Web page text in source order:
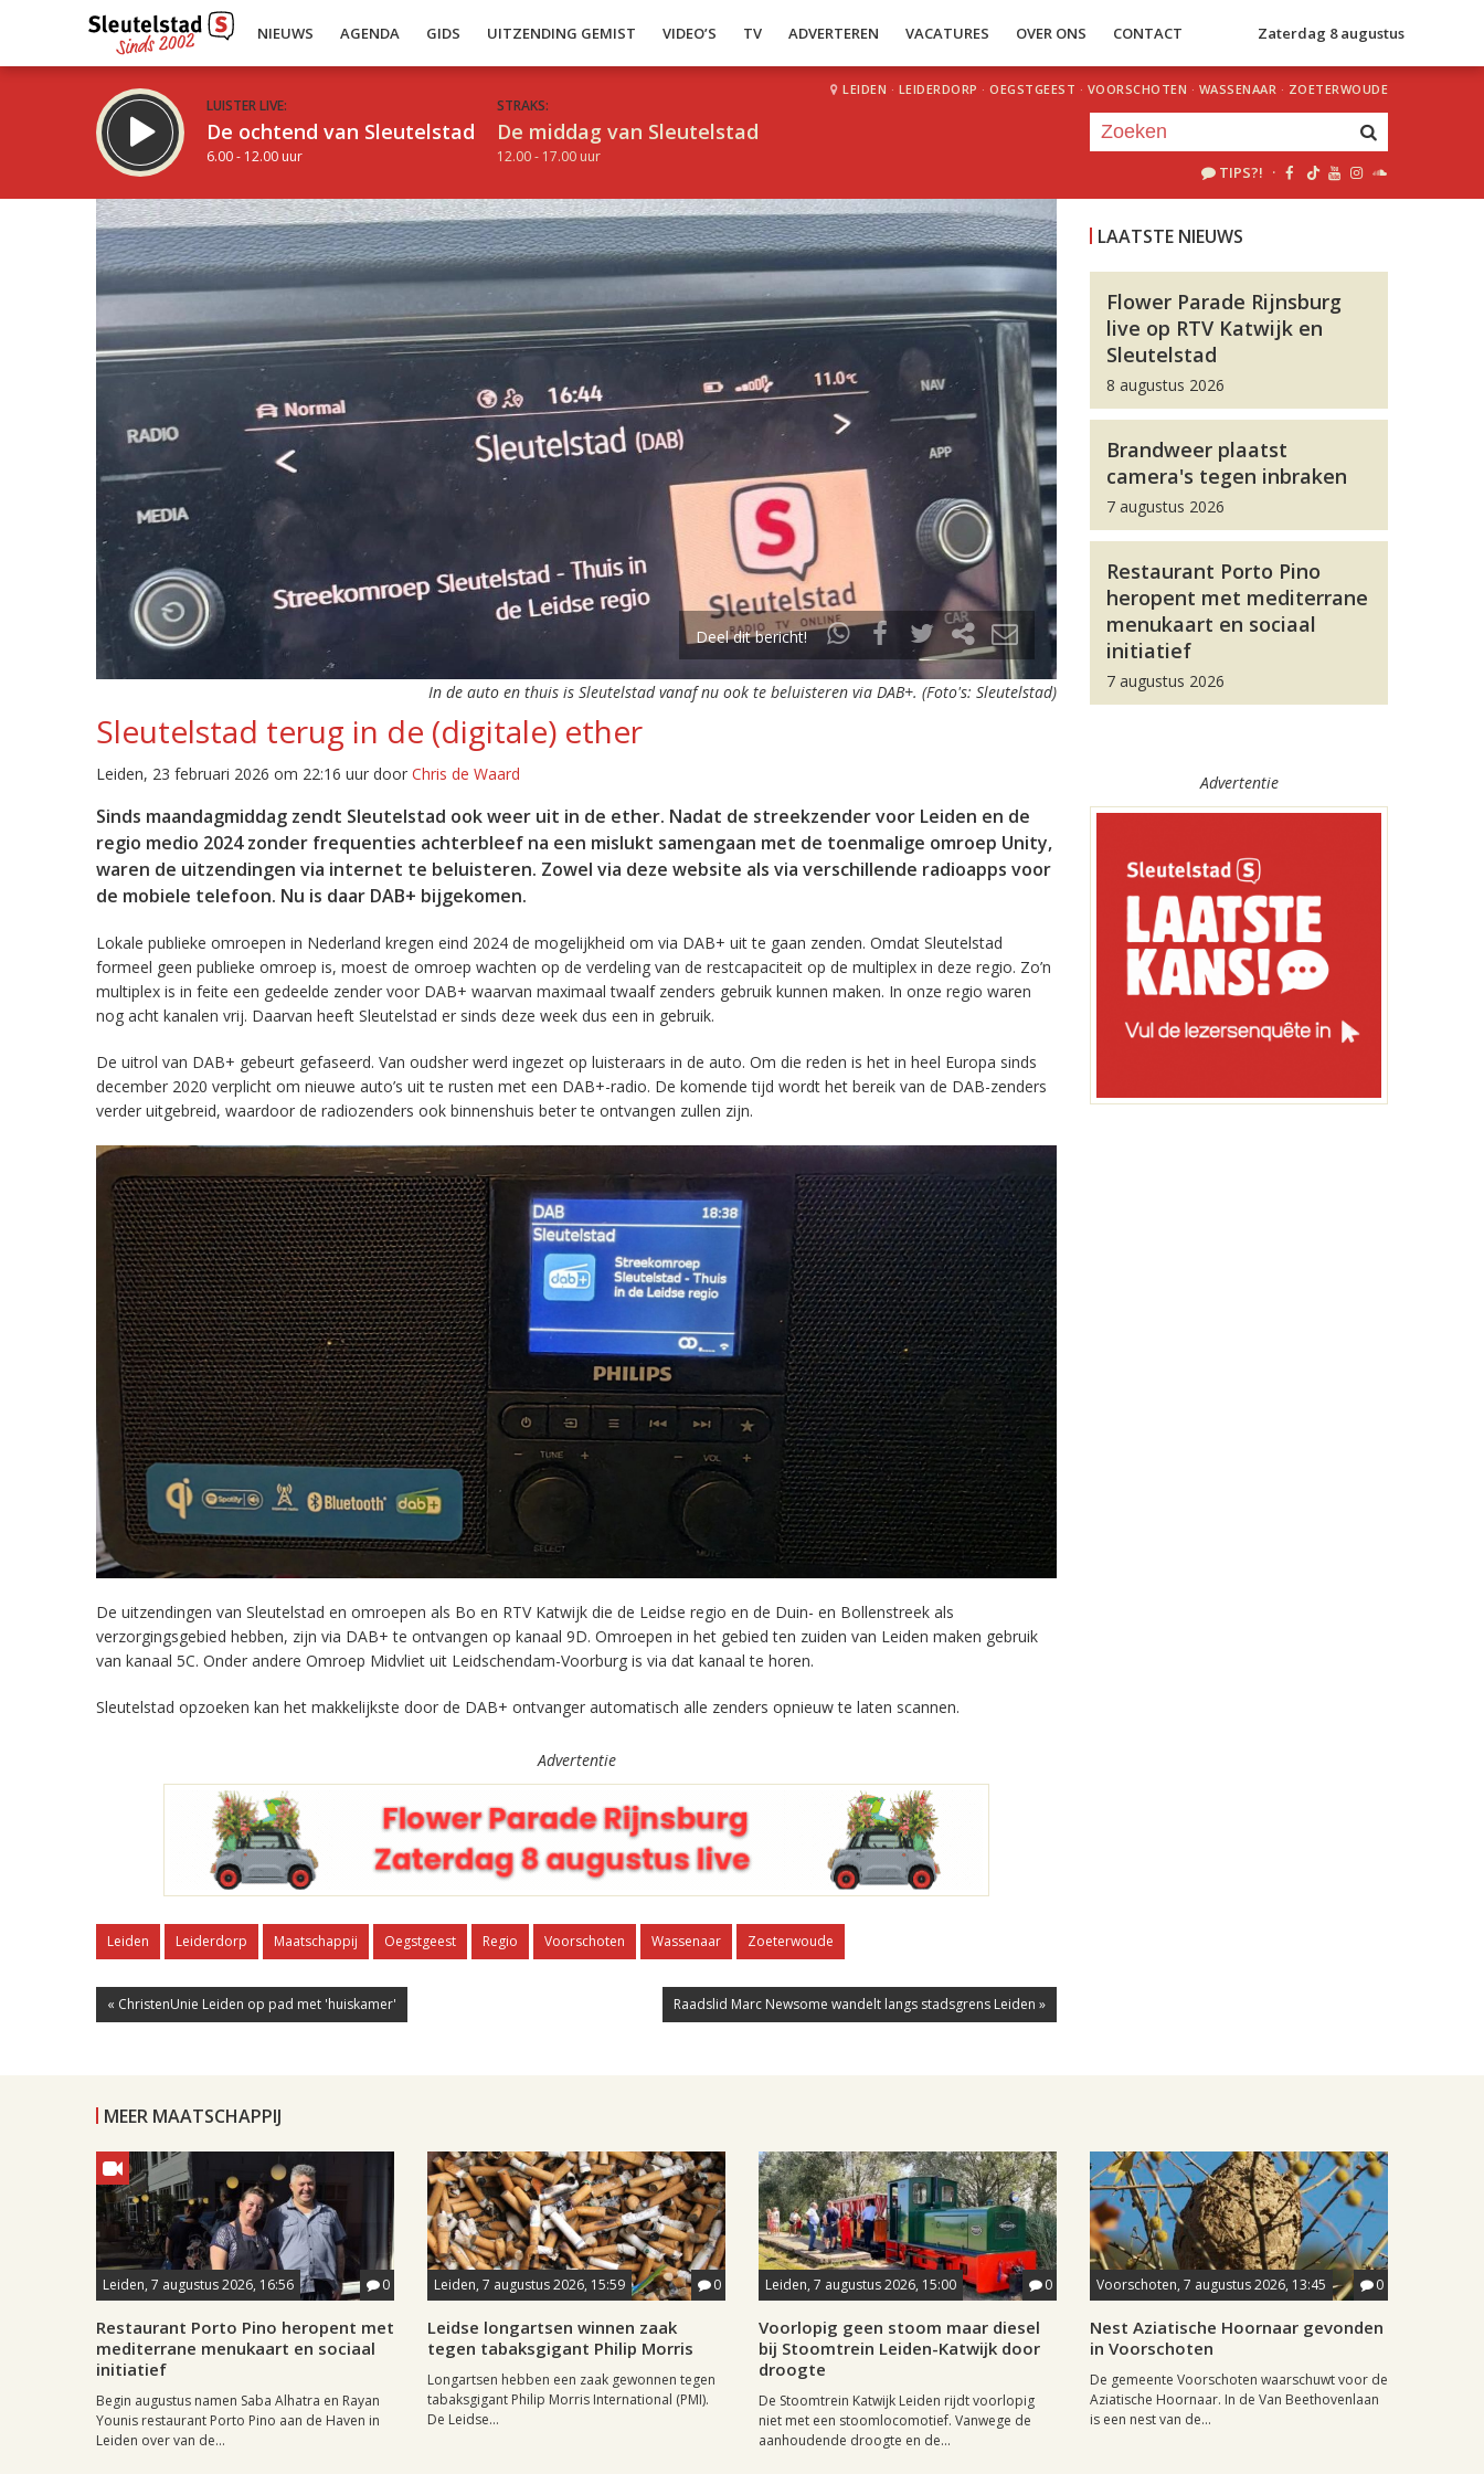
NIEUWS AGENDA GIDS UITZENDING GEMIST VIDEO’S TV ADVERTEREN VACATURES OVER ONS CONTACT Zaterdag 8 augustus
LUISTER LIVE:
De ochtend van Sleutelstad
6.00 - 12.00 uur
STRAKS:
De middag van Sleutelstad
12.00 - 17.00 uur
LEIDEN · LEIDERDORP · OEGSTGEEST · VOORSCHOTEN · WASSENAAR · ZOETERWOUDE
TIPS?! ·
Deel dit bericht!
In de auto en thuis is Sleutelstad vanaf nu ook te beluisteren via DAB+. (Foto's: Sleutelstad)
Sleutelstad terug in de (digitale) ether
Leiden, 23 februari 2026 om 22:16 uur door Chris de Waard
Sinds maandagmiddag zendt Sleutelstad ook weer uit in de ether. Nadat de streekzender voor Leiden en de
regio medio 2024 zonder frequenties achterbleef na een mislukt samengaan met de toenmalige omroep Unity,
waren de uitzendingen via internet te beluisteren. Zowel via deze website als via verschillende radioapps voor
de mobiele telefoon. Nu is daar DAB+ bijgekomen.
Lokale publieke omroepen in Nederland kregen eind 2024 de mogelijkheid om via DAB+ uit te gaan zenden. Omdat Sleutelstad
formeel geen publieke omroep is, moest de omroep wachten op de verdeling van de restcapaciteit op de multiplex in deze regio. Zo’n
multiplex is in feite een gedeelde zender voor DAB+ waarvan maximaal twaalf zenders gebruik kunnen maken. In onze regio waren
nog acht kanalen vrij. Daarvan heeft Sleutelstad er sinds deze week dus een in gebruik.
De uitrol van DAB+ gebeurt gefaseerd. Van oudsher werd ingezet op luisteraars in de auto. Om die reden is het in heel Europa sinds
december 2020 verplicht om nieuwe auto’s uit te rusten met een DAB+-radio. De komende tijd wordt het bereik van de DAB-zenders
verder uitgebreid, waardoor de radiozenders ook binnenshuis beter te ontvangen zullen zijn.
De uitzendingen van Sleutelstad en omroepen als Bo en RTV Katwijk die de Leidse regio en de Duin- en Bollenstreek als
verzorgingsgebied hebben, zijn via DAB+ te ontvangen op kanaal 9D. Omroepen in het gebied ten zuiden van Leiden maken gebruik
van kanaal 5C. Onder andere Omroep Midvliet uit Leidschendam-Voorburg is via dat kanaal te horen.
Sleutelstad opzoeken kan het makkelijkste door de DAB+ ontvanger automatisch alle zenders opnieuw te laten scannen.
Advertentie
Leiden Leiderdorp Maatschappij Oegstgeest Regio Voorschoten Wassenaar Zoeterwoude
« ChristenUnie Leiden op pad met 'huiskamer' Raadslid Marc Newsome wandelt langs stadsgrens Leiden »
LAATSTE NIEUWS
Flower Parade Rijnsburg
live op RTV Katwijk en
Sleutelstad
8 augustus 2026
Brandweer plaatst
camera's tegen inbraken
7 augustus 2026
Restaurant Porto Pino
heropent met mediterrane
menukaart en sociaal
initiatief
7 augustus 2026
Advertentie
MEER MAATSCHAPPIJ
Leiden, 7 augustus 2026, 16:56 0
Restaurant Porto Pino heropent met
mediterrane menukaart en sociaal
initiatief
Begin augustus namen Saba Alhatra en Rayan
Younis restaurant Porto Pino aan de Haven in
Leiden over van de...
Leiden, 7 augustus 2026, 15:59 0
Leidse longartsen winnen zaak
tegen tabaksgigant Philip Morris
Longartsen hebben een zaak gewonnen tegen
tabaksgigant Philip Morris International (PMI).
De Leidse...
Leiden, 7 augustus 2026, 15:00 0
Voorlopig geen stoom maar diesel
bij Stoomtrein Leiden-Katwijk door
droogte
De Stoomtrein Katwijk Leiden rijdt voorlopig
niet met een stoomlocomotief. Vanwege de
aanhoudende droogte en de...
Voorschoten, 7 augustus 2026, 13:45 0
Nest Aziatische Hoornaar gevonden
in Voorschoten
De gemeente Voorschoten waarschuwt voor de
Aziatische Hoornaar. In de Van Beethovenlaan
is een nest van de...